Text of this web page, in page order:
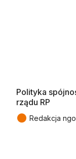
Polityka
rządu RP
● Redakcja